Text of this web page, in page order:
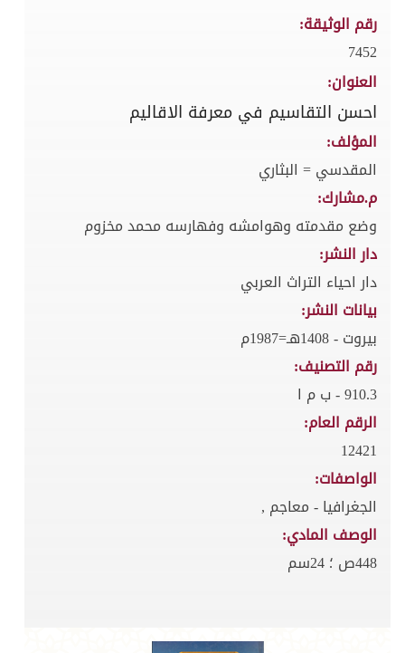
رقم الوثيقة:
7452
العنوان:
احسن التقاسيم في معرفة الاقاليم
المؤلف:
المقدسي = البثاري
م.مشارك:
وضع مقدمته وهوامشه وفهارسه محمد مخزوم
دار النشر:
دار احياء التراث العربي
بيانات النشر:
بيروت - 1408هـ=1987م
رقم التصنيف:
910.3 - ب م ا
الرقم العام:
12421
الواصفات:
الجغرافيا - معاجم ,
الوصف المادي:
448ص ؛ 24سم